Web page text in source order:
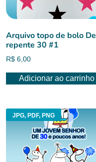
Arquivo topo de bolo De
repente 30 #1
R$ 6,00
Adicionar ao carrinho
JPG, PDF, PNG